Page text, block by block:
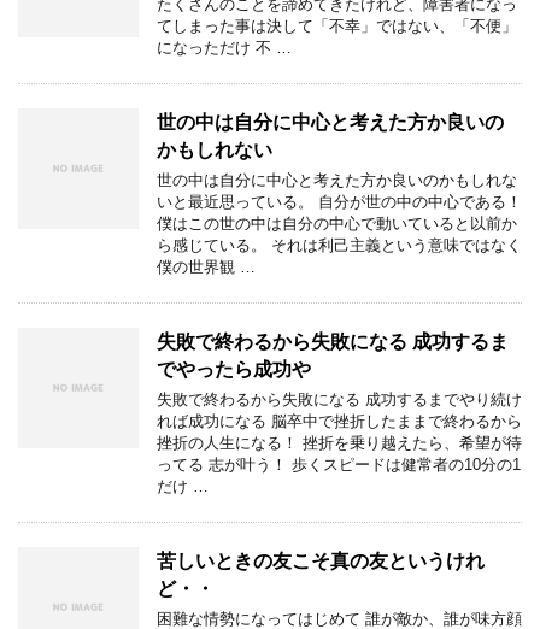
たくさんのことを諦めてきたけれど、障害者になっ
てしまった事は決して「不幸」ではない、「不便」
になっただけ 不 …
世の中は自分に中心と考えた方か良いの
かもしれない
世の中は自分に中心と考えた方か良いのかもしれな
いと最近思っている。 自分が世の中の中心である！
僕はこの世の中は自分の中心で動いていると以前か
ら感じている。 それは利己主義という意味ではなく
僕の世界観 …
失敗で終わるから失敗になる 成功するま
でやったら成功や
失敗で終わるから失敗になる 成功するまでやり続け
れば成功になる 脳卒中で挫折したままで終わるから
挫折の人生になる！ 挫折を乗り越えたら、希望が待
ってる 志が叶う！ 歩くスピードは健常者の10分の1
だけ …
苦しいときの友こそ真の友というけれ
ど・・
困難な情勢になってはじめて 誰が敵か、誰が味方顔